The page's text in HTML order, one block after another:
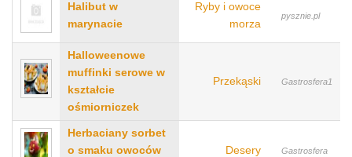
Halibut w
marynacie
Ryby i owoce
morza
pysznie.pl
Halloweenowe
muffinki serowe w
kształcie
ośmiorniczek
Przekąski Gastrosfera1
Herbaciany sorbet
o smaku owoców
Desery Gastrosfera